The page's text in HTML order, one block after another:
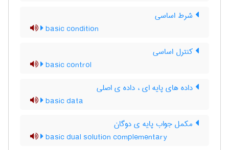
شرط اساسی
basic condition
کنترل اساسی
basic control
داده های پایه ای ، داده ی اصلی
basic data
مکمل جواب پایه ی دوگان
basic dual solution complementary